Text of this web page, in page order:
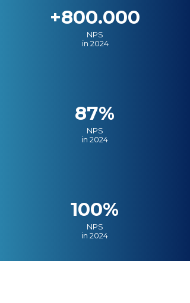
+800.000
NPS
in 2024
87%
NPS
in 2024
100%
NPS
in 2024